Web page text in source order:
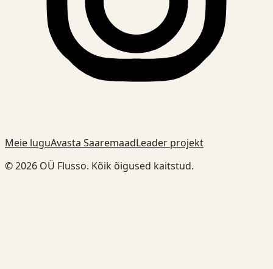
Meie luguAvasta SaaremaadLeader projekt
© 2026 OÜ Flusso. Kõik õigused kaitstud.